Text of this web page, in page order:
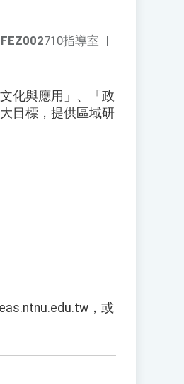
FEZ002710指導室 |
化與應用」、「政
目標，提供區域研
，或